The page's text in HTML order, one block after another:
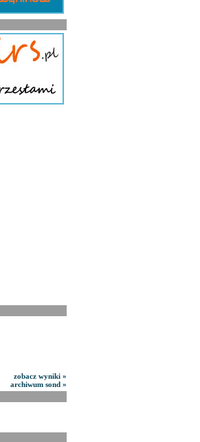
zobacz wyniki »
archiwum sond »